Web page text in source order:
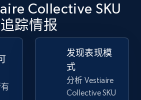
Seller name, Seller rating,
Root category, and
立即开始
Collective SKU
追踪情报
发现表现模
式
分析 Vestiaire
Collective SKU